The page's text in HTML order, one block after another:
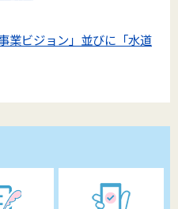
業ビジョン」並びに「水道